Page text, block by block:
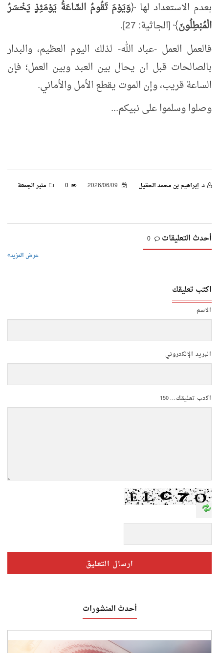
بعدم الاستعداد لها ﴿وَيَوْمَ تَقُومُ السَّاعَةُ يَوْمَئِذٍ يَخْسَرُ
الْمُبْطِلُونَ﴾ [الجاثية: 27].
فالعمل العمل -عباد الله- لذلك اليوم العظيم، والبدار
بالصالحات قبل ان يحال بين العبد وبين العمل؛ فإن
الساعة قريب، وإن الموت يقطع الأمل والأماني.
وصلوا وسلموا على نبيكم...
د. إبراهيم بن محمد الحقيل 0 منبر الجمعة
أحدث التعليقات 0
عرض المزيد
اكتب تعليقك
الاسم
البريد الإلكتروني
اكتب تعليقك...150
أحدث المنشورات